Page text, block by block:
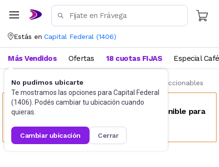
Estás en Capital Federal (1406)
No pudimos ubicarte
Te mostramos las opciones para Capital Federal
(1406). Podés cambiar tu ubicación cuando
quieras.
cambiar ubicación cerrar
Más Vendidos Ofertas 18 cuotas FIJAS Especial Café
Juguetes y Juegos Figuras de acción y coleccionables
Este producto no se encuentra disponible para